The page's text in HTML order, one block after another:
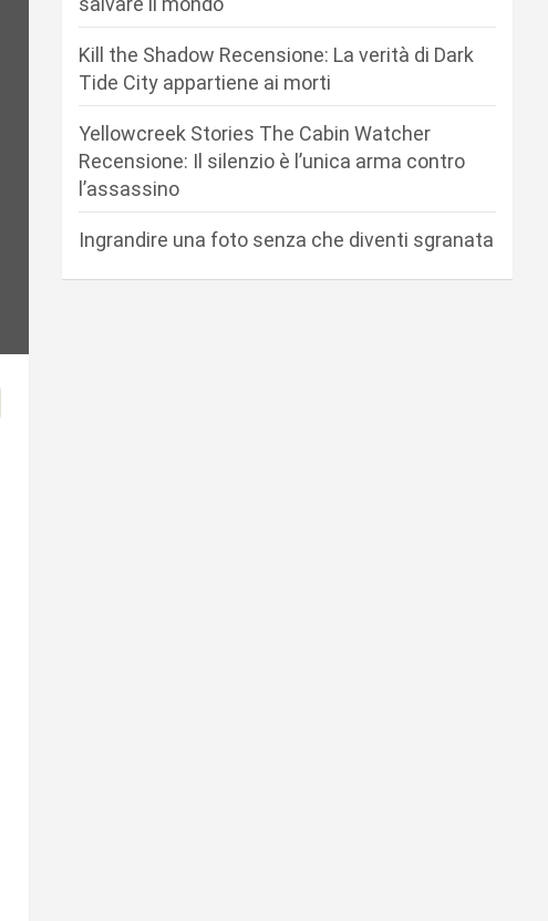
Kill the Shadow Recensione: La verità di Dark
Tide City appartiene ai morti
Yellowcreek Stories The Cabin Watcher
Recensione: Il silenzio è l’unica arma contro
l’assassino
Ingrandire una foto senza che diventi sgranata